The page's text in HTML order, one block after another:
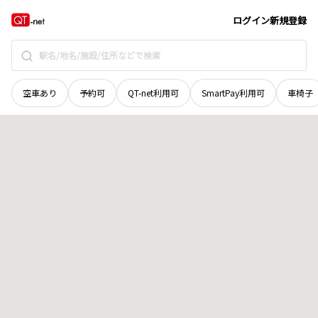
ログイン新規登録
空車あり 予約可 QT-net利用可 SmartPay利用可 車椅子
宮城県